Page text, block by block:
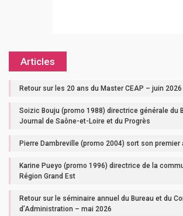
Articles
Retour sur les 20 ans du Master CEAP – juin 2026
Soizic Bouju (promo 1988) directrice générale du
Journal de Saône-et-Loire et du Progrès
Pierre Dambreville (promo 2004) sort son premier
Karine Pueyo (promo 1996) directrice de la
Région Grand Est
Retour sur le séminaire annuel du Bureau et du
d’Administration – mai 2026